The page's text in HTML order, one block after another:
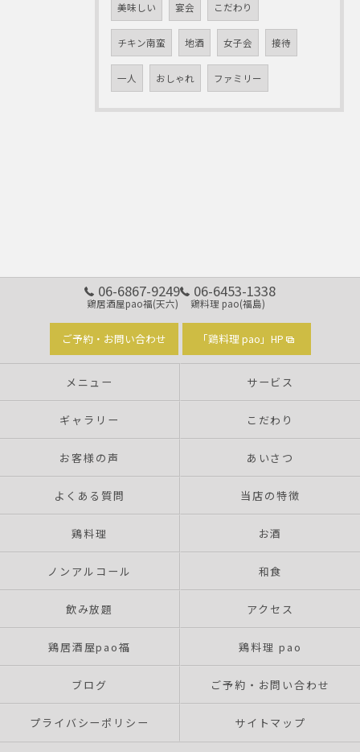
美味しい 宴会 こだわり
チキン南蛮 地酒 女子会 接待
一人 おしゃれ ファミリー
06-6867-9249
鶏居酒屋pao福(天六)
06-6453-1338
鶏料理 pao(福島)
ご予約・お問い合わせ 「鶏料理 pao」HP
メニュー サービス
ギャラリー こだわり
お客様の声 あいさつ
よくある質問 当店の特徴
鶏料理 お酒
ノンアルコール 和食
飲み放題 アクセス
鶏居酒屋pao福 鶏料理 pao
ブログ ご予約・お問い合わせ
プライバシーポリシー サイトマップ